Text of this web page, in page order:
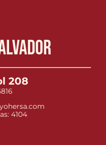
208
4104